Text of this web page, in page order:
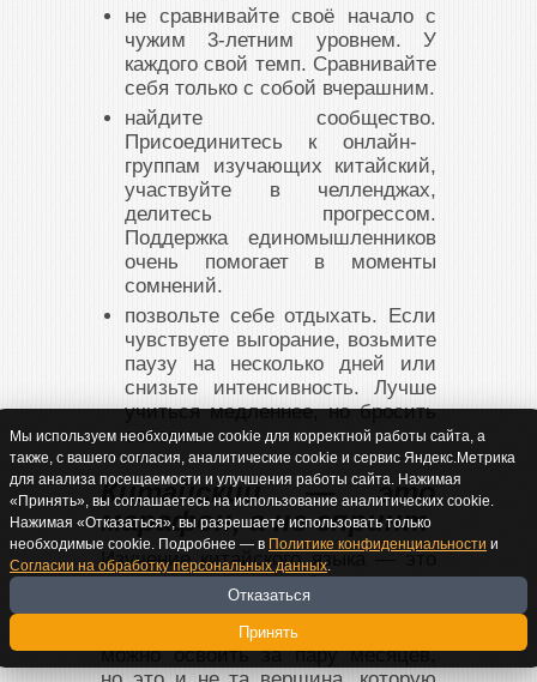
не сравнивайте своё начало с
чужим 3-летним уровнем. У
каждого свой темп. Сравнивайте
себя только с собой вчерашним.
найдите сообщество.
Присоединитесь к онлайн-
группам изучающих китайский,
участвуйте в челленджах,
делитесь прогрессом.
Поддержка единомышленников
очень помогает в моменты
сомнений.
позвольте себе отдыхать. Если
чувствуете выгорание, возьмите
паузу на несколько дней или
снизьте интенсивность. Лучше
учиться медленнее, но бросить
совсем.
Китайский — это
марафон, а не спринт
Изучение китайского языка — это
инвестиция в себя, которая
окупается на протяжении всей
жизни. Это не тот навык, который
можно освоить за пару месяцев,
Мы используем необходимые cookie для корректной работы сайта, а
также, с вашего согласия, аналитические cookie и сервис Яндекс.Метрика
для анализа посещаемости и улучшения работы сайта. Нажимая
«Принять», вы соглашаетесь на использование аналитических cookie.
Нажимая «Отказаться», вы разрешаете использовать только
необходимые cookie. Подробнее — в Политике конфиденциальности и
Согласии на обработку персональных данных.
Отказаться
Принять